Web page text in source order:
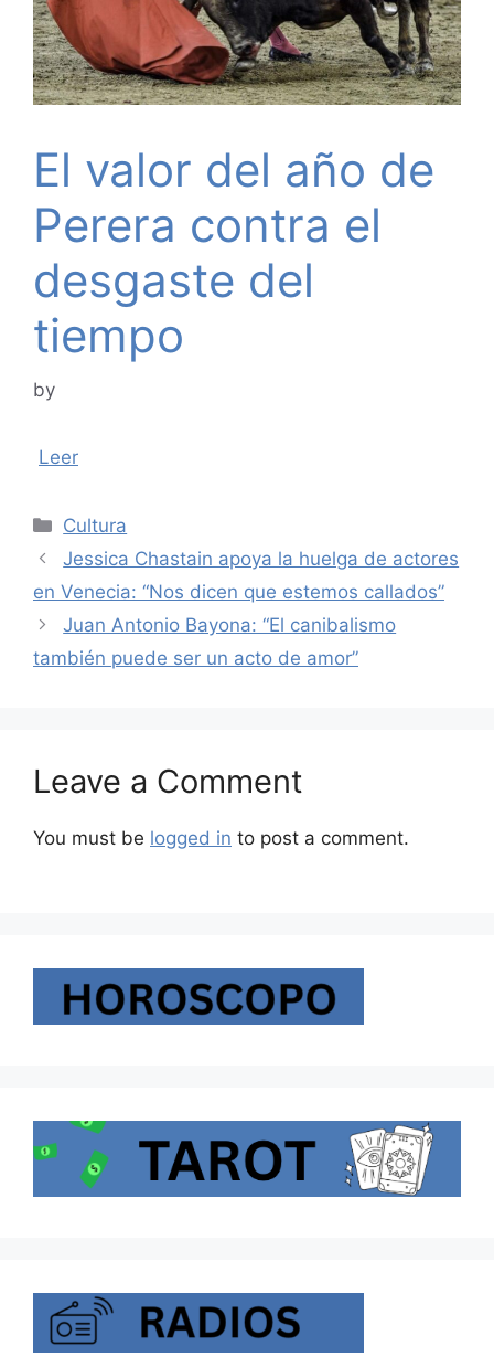
El valor del año de
Perera contra el
desgaste del
tiempo
by
Leer
Categories
Cultura
Jessica Chastain apoya la huelga de actores
en Venecia: “Nos dicen que estemos callados”
Juan Antonio Bayona: “El canibalismo
también puede ser un acto de amor”
Leave a Comment
You must be logged in to post a comment.